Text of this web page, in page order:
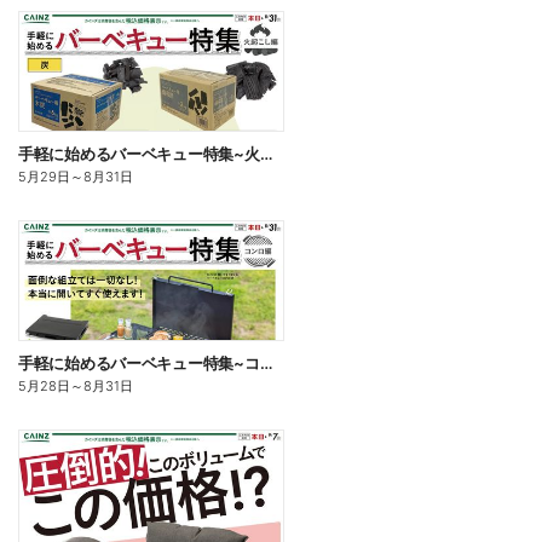
手軽に始めるバーベキュー特集~火起こし編~
5月29日 ～8月31日
手軽に始めるバーベキュー特集~コンロ編~
5月28日 ～8月31日